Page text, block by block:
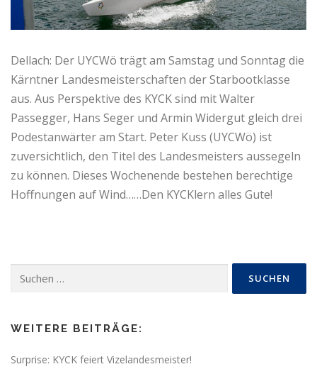
Dellach: Der UYCWö trägt am Samstag und Sonntag die
Kärntner Landesmeisterschaften der Starbootklasse
aus. Aus Perspektive des KYCK sind mit Walter
Passegger, Hans Seger und Armin Widergut gleich drei
Podestanwärter am Start. Peter Kuss (UYCWö) ist
zuversichtlich, den Titel des Landesmeisters aussegeln
zu können. Dieses Wochenende bestehen berechtige
Hoffnungen auf Wind……Den KYCKlern alles Gute!
nach:
WEITERE BEITRÄGE:
Surprise: KYCK feiert Vizelandesmeister!